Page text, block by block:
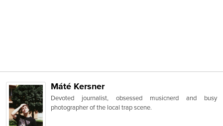
Máté Kersner
Devoted journalist, obsessed musicnerd and busy
photographer of the local trap scene.